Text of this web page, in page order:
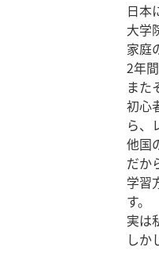
日本
大学
家庭
2年
また
初心
ら、
他国
だか
学習
す。
実は
しか